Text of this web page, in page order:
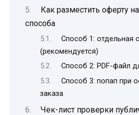
Как разместить оферту на
способа
Способ 1: отдельная
(рекомендуется)
Способ 2: PDF-файл
Способ 3: попап при
заказа
Чек-лист проверки